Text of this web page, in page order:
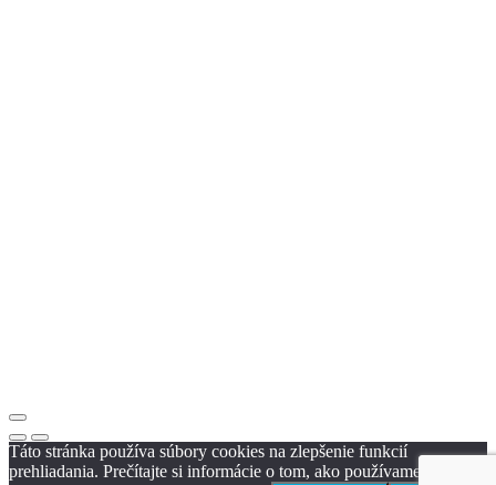
Táto stránka používa súbory cookies na zlepšenie funkcií
prehliadania. Prečítajte si informácie o tom, ako používame cookies